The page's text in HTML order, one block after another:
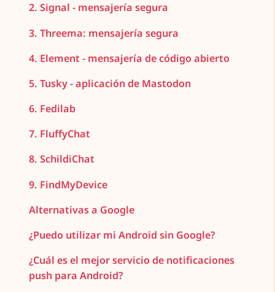
2. Signal - mensajería segura
3. Threema: mensajería segura
4. Element - mensajería de código abierto
5. Tusky - aplicación de Mastodon
6. Fedilab
7. FluffyChat
8. SchildiChat
9. FindMyDevice
Alternativas a Google
¿Puedo utilizar mi Android sin Google?
¿Cuál es el mejor servicio de notificaciones
push para Android?